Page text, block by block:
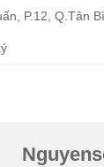
P.12, Q.Tân